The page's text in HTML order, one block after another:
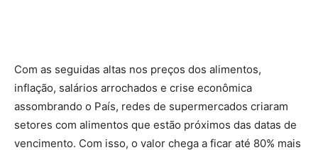
Com as seguidas altas nos preços dos alimentos,
inflação, salários arrochados e crise econômica
assombrando o País, redes de supermercados criaram
setores com alimentos que estão próximos das datas de
vencimento. Com isso, o valor chega a ficar até 80% mais